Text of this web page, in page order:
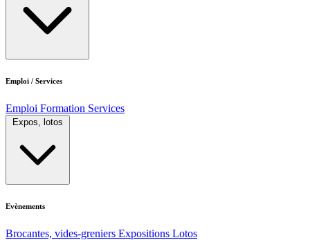
Emploi / Services
Emploi Formation Services
Expos, lotos
Evènements
Brocantes, vides-greniers Expositions Lotos